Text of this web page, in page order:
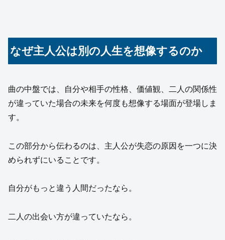
なぜ主人公は別の人生を想像するのか
曲の中盤では、自分や相手の性格、価値観、二人の関係性
が違っていた場合の未来を何度も想像する場面が登場しま
す。
この部分から伝わるのは、主人公が失恋の原因を一つに決
められずにいることです。
自分がもっと違う人間だったなら。
二人の出会い方が違っていたなら。